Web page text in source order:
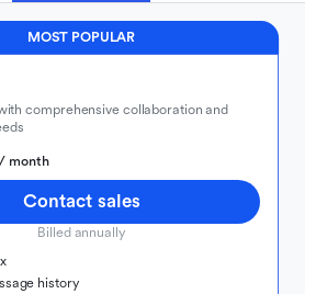
MOST POPULAR
comprehensive collaboration and
/ month
Contact sales
Billed annually
history